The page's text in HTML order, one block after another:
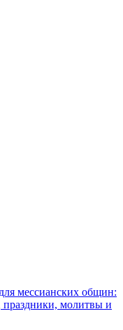
мессианских общин:
праздники, молитвы и